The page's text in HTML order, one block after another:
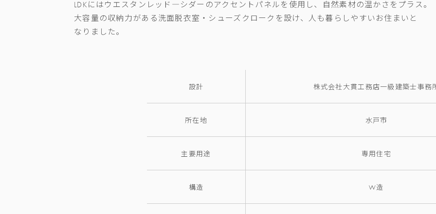
LDKにはウエスタンレッド―シダーのアクセントパネルを使用し、自然素材の温かさをプラス。
大容量の収納力がある洗面脱衣室・シューズクロークを設け、人も暮らしやすいお住まいと
なりました。
設計 株式会社大貫工務店一級建築士事務
所在地 水戸市
主要用途 専用住宅
構造 W造